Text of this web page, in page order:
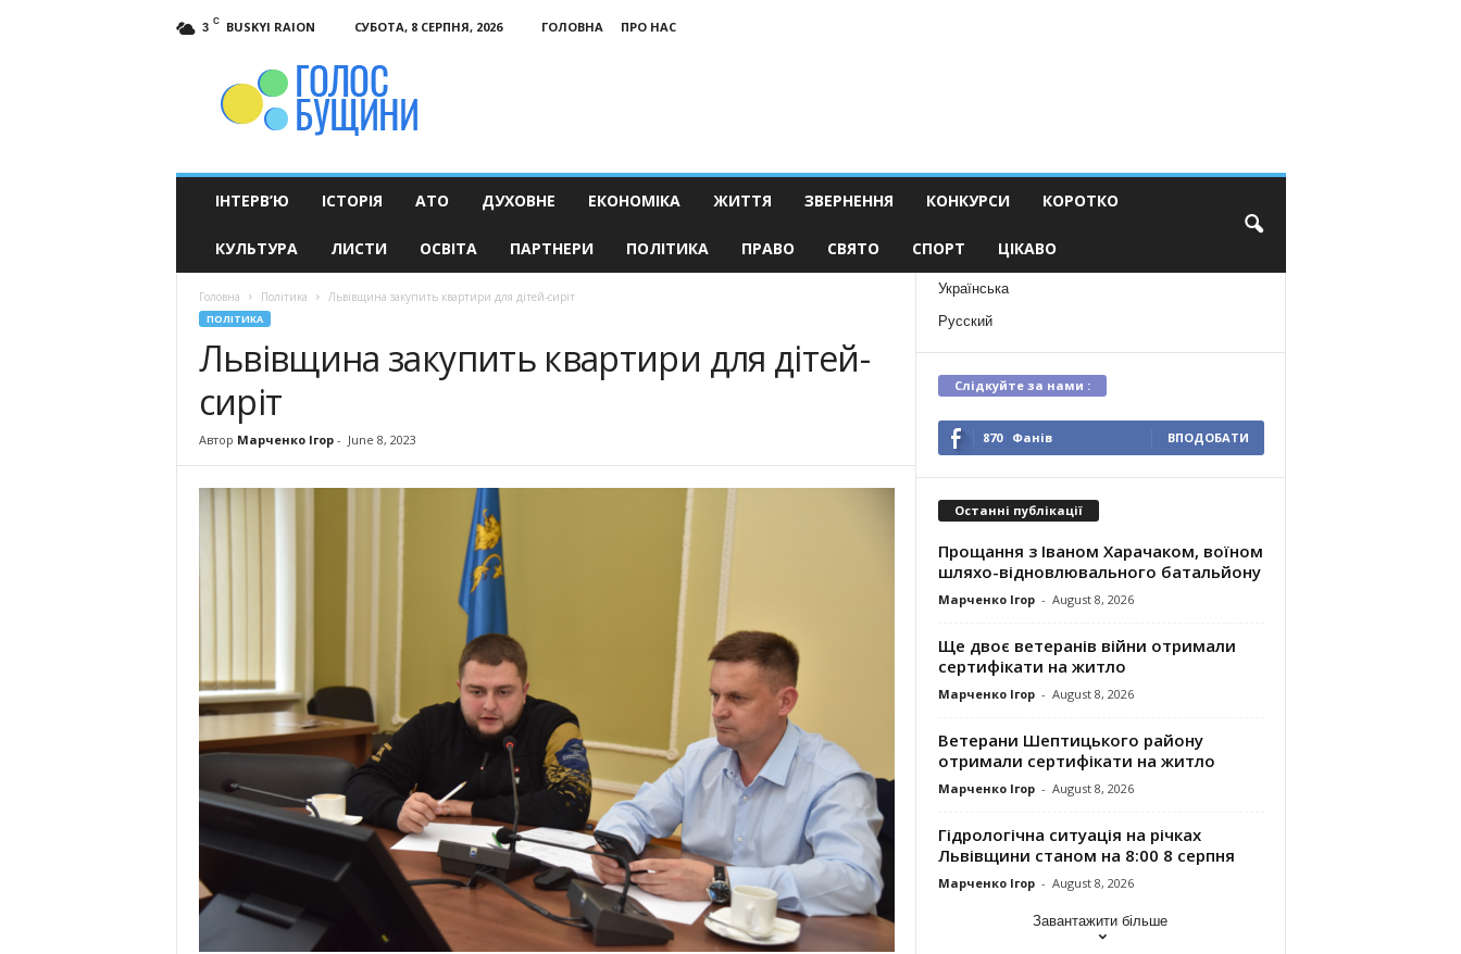
3 C BUSKYI RAION СУБОТА, 8 СЕРПНЯ, 2026 ГОЛОВНА
ПРО НАС
ІНТЕРВ’Ю ІСТОРІЯ АТО ДУХОВНЕ ЕКОНОМІКА ЖИТТЯ ЗВЕРНЕННЯ КОНКУРСИ КОРОТКО
КУЛЬТУРА ЛИСТИ ОСВІТА ПАРТНЕРИ ПОЛІТИКА ПРАВО СВЯТО СПОРТ ЦІКАВО
Головна Політика Львівщина закупить квартири для дітей-сиріт
ПОЛІТИКА
Львівщина закупить квартири для дітей-
сиріт
Автор Марченко Ігор- June 8, 2023
Українська
Русский
Слідкуйте за нами :
870 Фанів ВПОДОБАТИ
Останні публікації
Прощання з Іваном Харачаком, воїном
шляхо-відновлювального батальйону
Марченко Ігор - August 8, 2026
Ще двоє ветеранів війни отримали
сертифікати на житло
Марченко Ігор - August 8, 2026
Ветерани Шептицького району
отримали сертифікати на житло
Марченко Ігор - August 8, 2026
Гідрологічна ситуація на річках
Львівщини станом на 8:00 8 серпня
Марченко Ігор - August 8, 2026
Завантажити більше